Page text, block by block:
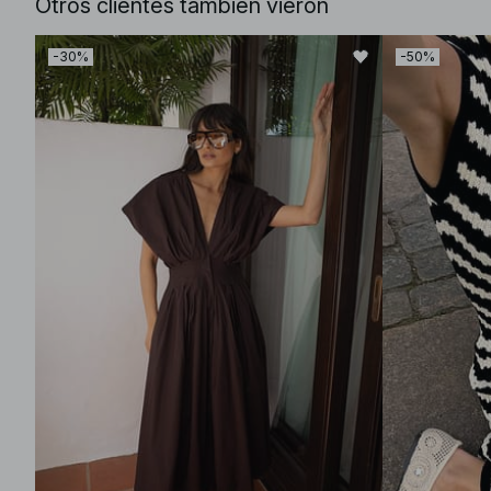
Otros clientes también vieron
-30% -50%